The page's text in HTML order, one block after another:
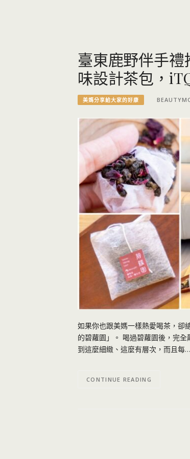
臺東鹿野伴手
味設計茶包，
美媽分享給大家的好康
如果你也跟美媽一樣熱愛喝茶，卻
的碧蘿園」。 喝過碧蘿園後，完
到這麼細緻、這麼有層次，而且每…
CONTINUE READING